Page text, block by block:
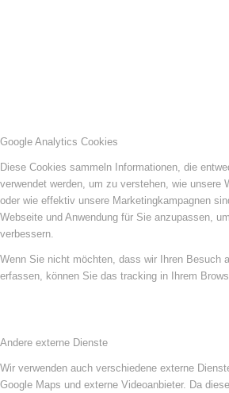
Google Analytics Cookies
Diese Cookies sammeln Informationen, die
verwendet werden, um zu verstehen, wie unsere
oder wie effektiv unsere Marketingkampagnen
Webseite und Anwendung für Sie anzupassen,
verbessern.
Wenn Sie nicht möchten, dass wir Ihren Besuch
erfassen, können Sie das tracking in Ihrem
Andere externe Dienste
Wir verwenden auch verschiedene externe
Google Maps und externe Videoanbieter. Da